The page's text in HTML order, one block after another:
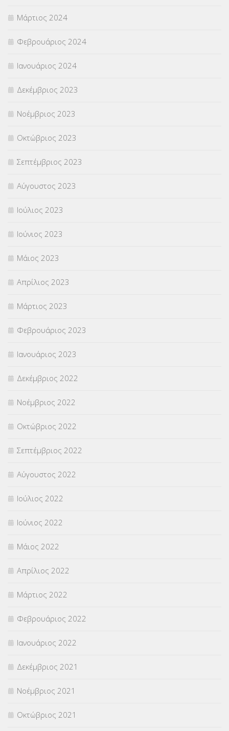
Μάρτιος 2024
Φεβρουάριος 2024
Ιανουάριος 2024
Δεκέμβριος 2023
Νοέμβριος 2023
Οκτώβριος 2023
Σεπτέμβριος 2023
Αύγουστος 2023
Ιούλιος 2023
Ιούνιος 2023
Μάιος 2023
Απρίλιος 2023
Μάρτιος 2023
Φεβρουάριος 2023
Ιανουάριος 2023
Δεκέμβριος 2022
Νοέμβριος 2022
Οκτώβριος 2022
Σεπτέμβριος 2022
Αύγουστος 2022
Ιούλιος 2022
Ιούνιος 2022
Μάιος 2022
Απρίλιος 2022
Μάρτιος 2022
Φεβρουάριος 2022
Ιανουάριος 2022
Δεκέμβριος 2021
Νοέμβριος 2021
Οκτώβριος 2021